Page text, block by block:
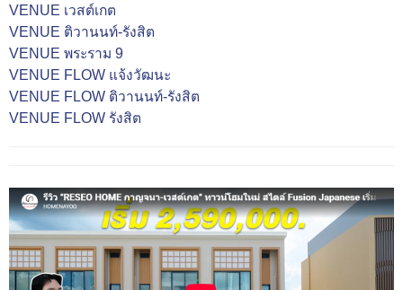
VENUE เวสต์เกต
VENUE ติวานนท์-รังสิต
VENUE พระราม 9
VENUE FLOW แจ้งวัฒนะ
VENUE FLOW ติวานนท์-รังสิต
VENUE FLOW รังสิต